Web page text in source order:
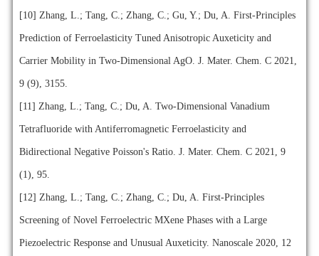
[10] Zhang, L.; Tang, C.; Zhang, C.; Gu, Y.; Du, A. First-Principles
Prediction of Ferroelasticity Tuned Anisotropic Auxeticity and
Carrier Mobility in Two-Dimensional AgO. J. Mater. Chem. C 2021,
9 (9), 3155.
[11] Zhang, L.; Tang, C.; Du, A. Two-Dimensional Vanadium
Tetrafluoride with Antiferromagnetic Ferroelasticity and
Bidirectional Negative Poisson's Ratio. J. Mater. Chem. C 2021, 9
(1), 95.
[12] Zhang, L.; Tang, C.; Zhang, C.; Du, A. First-Principles
Screening of Novel Ferroelectric MXene Phases with a Large
Piezoelectric Response and Unusual Auxeticity. Nanoscale 2020, 12